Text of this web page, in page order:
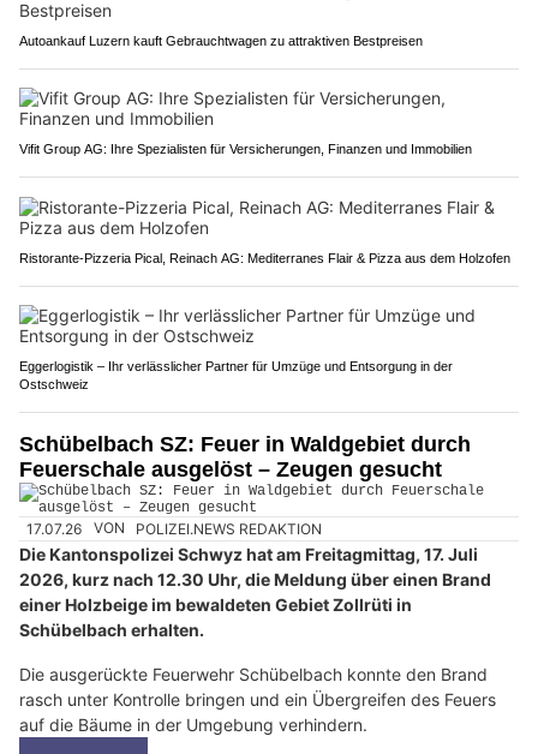
Autoankauf Luzern kauft Gebrauchtwagen zu attraktiven Bestpreisen
Vifit Group AG: Ihre Spezialisten für Versicherungen, Finanzen und Immobilien
Ristorante-Pizzeria Pical, Reinach AG: Mediterranes Flair & Pizza aus dem Holzofen
Eggerlogistik – Ihr verlässlicher Partner für Umzüge und Entsorgung in der
Ostschweiz
Schübelbach SZ: Feuer in Waldgebiet durch
Feuerschale ausgelöst – Zeugen gesucht
17.07.26 VON POLIZEI.NEWS REDAKTION
Die Kantonspolizei Schwyz hat am Freitagmittag, 17. Juli
2026, kurz nach 12.30 Uhr, die Meldung über einen Brand
einer Holzbeige im bewaldeten Gebiet Zollrüti in
Schübelbach erhalten.
Die ausgerückte Feuerwehr Schübelbach konnte den Brand
rasch unter Kontrolle bringen und ein Übergreifen des Feuers
auf die Bäume in der Umgebung verhindern.